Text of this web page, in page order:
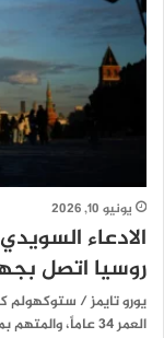
يونيو 10, 2026
الادعاء
روسيا اتصل بجهاز
يورو تايمز /
العمر 34 عاماً، والمتهم بمحاولة التجسس لصالح روسيا،…